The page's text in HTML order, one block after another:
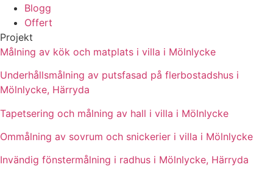
Blogg
Offert
Projekt
Målning av kök och matplats i villa i Mölnlycke
Underhållsmålning av putsfasad på flerbostadshus i
Mölnlycke, Härryda
Tapetsering och målning av hall i villa i Mölnlycke
Ommålning av sovrum och snickerier i villa i Mölnlycke
Invändig fönstermålning i radhus i Mölnlycke, Härryda